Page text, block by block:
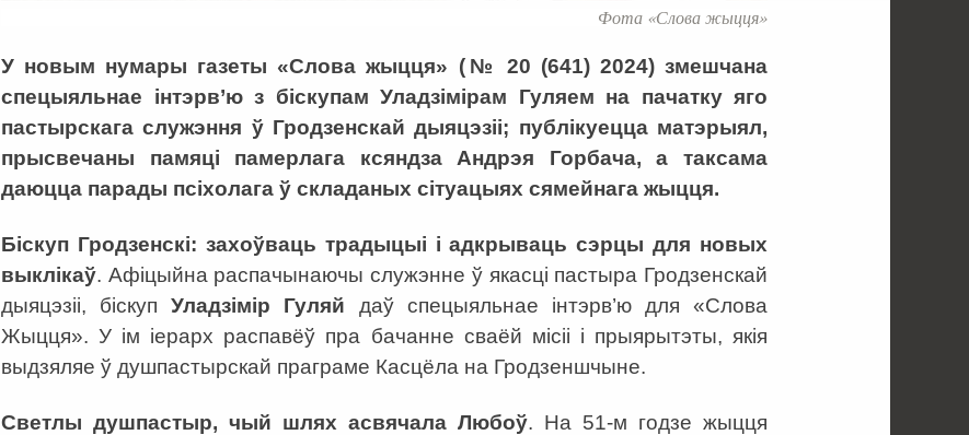
Фота «Слова жыцця»
У новым нумары газеты «Слова жыцця» (№ 20 (641) 2024) змешчана
спецыяльнае інтэрв’ю з біскупам Уладзімірам Гуляем на пачатку яго
пастырскага служэння ў Гродзенскай дыяцэзіі; публікуецца матэрыял,
прысвечаны памяці памерлага ксяндза Андрэя Горбача, а таксама
даюцца парады псіхолага ў складаных сітуацыях сямейнага жыцця.
Біскуп Гродзенскі: захоўваць традыцыі і адкрываць сэрцы для новых
выклікаў. Афіцыйна распачынаючы служэнне ў якасці пастыра Гродзенскай
дыяцэзіі, біскупУладзімір Гуляй даў спецыяльнае інтэрв’ю для «Слова
Жыцця». У ім іерарх распавёў пра бачанне сваёй місіі і прыярытэты, якія
выдзяляе ў душпастырскай праграме Касцёла на Гродзеншчыне.
Светлы душпастыр, чый шлях асвячала Любоў. На 51-м годзе жыцця